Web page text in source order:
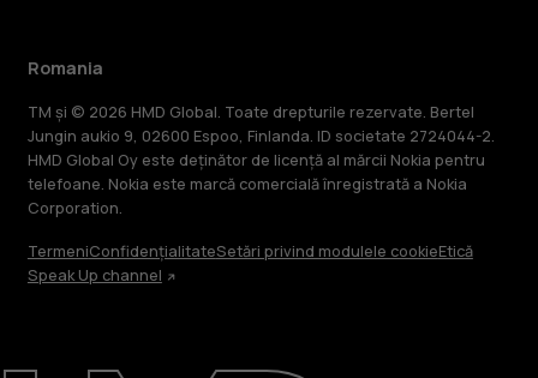
Despre
Romania
TM și © 2026 HMD Global. Toate drepturile rezervate. Bertel
Jungin aukio 9, 02600 Espoo, Finlanda. ID societate 2724044-2.
HMD Global Oy este deținător de licență al mărcii Nokia pentru
telefoane. Nokia este marcă comercială înregistrată a Nokia
Corporation.
TermeniConfidențialitateSetări privind modulele cookieEtică
Speak Up channel